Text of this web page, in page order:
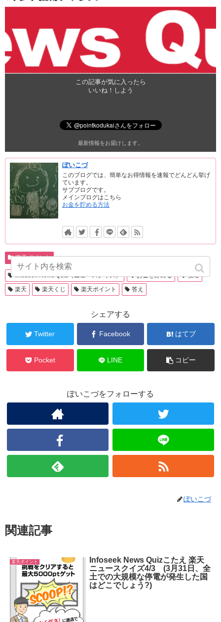
この記事が気に入ったら
いいね！しよう
最新情報をお届けします。
ぽいこづ
このブログでは、簡単なお得情報を速報でどんどん挙げ
ています。
サブブログです。
メインブログはこちら
お金を貯める方法
楽天ポイント
Infoseek News Quiz（ニュースクイズ） お金を貯める
攻略
楽天
楽天くじ 楽天ポイント 答え
シェアする
Twitter Facebook はてブ
Pocket LINE コピー
ぽいこづをフォローする
ぽいこづ
関連記事
楽天ポイント
Infoseek News Quizこたえ 楽天
ニュースクイズ4/3 (3月31日、全
土での大規模な停電が発生した国
はどこでしょう?)